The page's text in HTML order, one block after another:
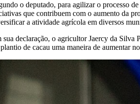
o deputado, para agilizar o processo
que contribuem com o aumento da
a atividade agrícola em diversos
sua declaração, o agricultor Jaercy da Silva
de cacau uma maneira de aumentar